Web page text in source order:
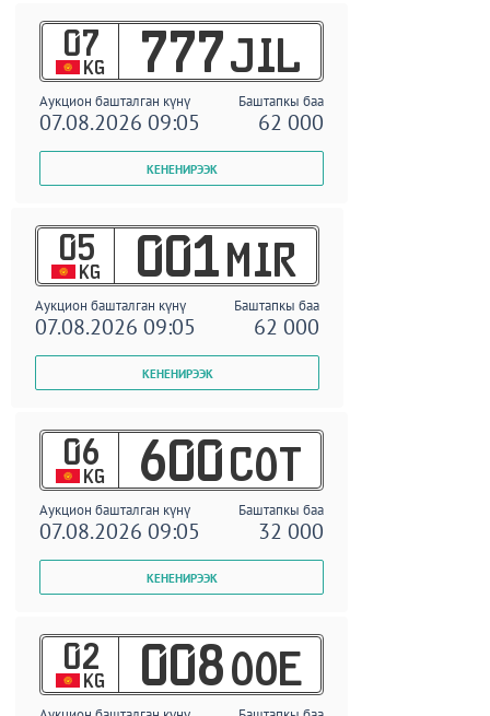
07
KG 777 JIL
Аукцион башталган күнү Баштапкы баа
07.08.2026 09:05 62 000
05
KG 001 MIR
Аукцион башталган күнү Баштапкы баа
07.08.2026 09:05 62 000
06
KG 600 COT
Аукцион башталган күнү Баштапкы баа
07.08.2026 09:05 32 000
02
KG 008 OOE